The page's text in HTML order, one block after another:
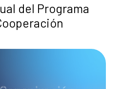
del Programa